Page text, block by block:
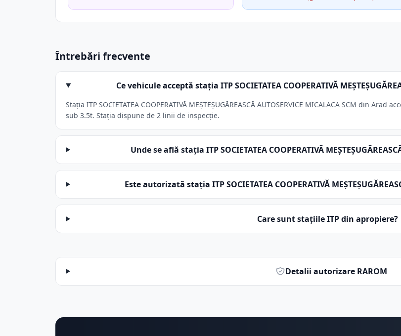
Întrebări frecvente
Ce vehicule acceptă stația ITP SOCIETATEA COOPERATIVĂ
Stația ITP SOCIETATEA COOPERATIVĂ MEŞTEŞUGĂREASCĂ AUTOSERVICE MICALACA SCM din
sub 3.5t. Stația dispune de 2 linii de inspecție.
Unde se află stația ITP SOCIETATEA COOPERATIVĂ
Este autorizată stația ITP SOCIETATEA COOPERATIVĂ
Care sunt stațiile ITP din apropiere?
Detalii autorizare RAROM